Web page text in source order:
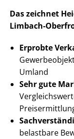
Das zeichnet
Limbach-
Erprobte
Umland
Sehr gute
belastbare